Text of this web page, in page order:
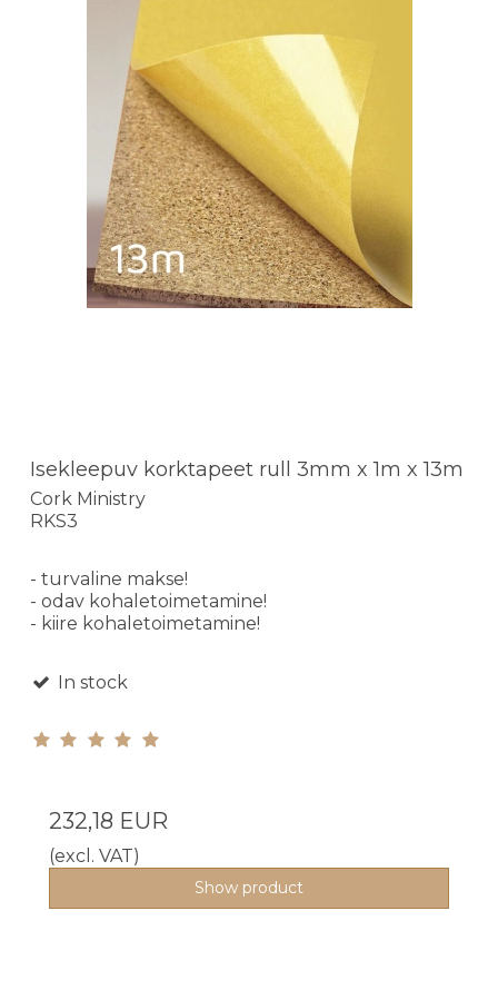
Isekleepuv korktapeet rull 3mm x 1m x 13m
Cork Ministry
RKS3
- turvaline makse!
- odav kohaletoimetamine!
- kiire kohaletoimetamine!
In stock
232,18 EUR
(excl. VAT)
Show product